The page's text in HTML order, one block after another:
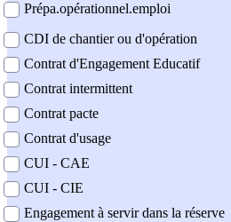
Prépa.opérationnel.emploi
CDI de chantier ou d'opération
Contrat d'Engagement Educatif
Contrat intermittent
Contrat pacte
Contrat d'usage
CUI - CAE
CUI - CIE
Engagement à servir dans la réserve